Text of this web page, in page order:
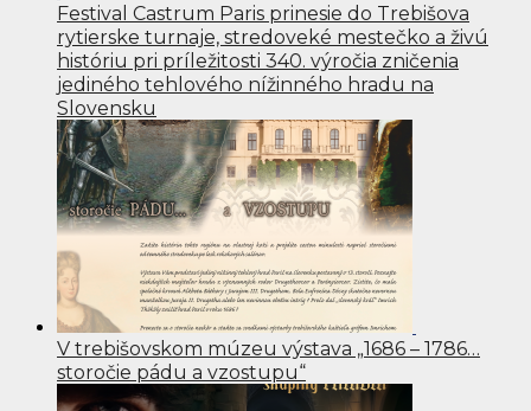
Festival Castrum Paris prinesie do Trebišova
rytierske turnaje, stredoveké mestečko a živú
históriu pri príležitosti 340. výročia zničenia
jediného tehlového nížinného hradu na
Slovensku
V trebišovskom múzeu výstava „1686 – 1786…
storočie pádu a vzostupu“